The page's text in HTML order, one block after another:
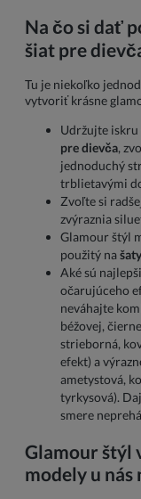
Na čo si dať
šiat pre
Tu je niekoľko
vytvoriť krásne
Udržujte
pre dievča,
jednoduchý
trblietavými
Zvoľte si
zvýraznia
Glamour štýl
použitý na
Aké sú
očarujúceho
neváhajte
béžovej,
strieborná,
efekt) a
ametystová,
tyrkysová).
smere
Glamour štýl
modely u nás